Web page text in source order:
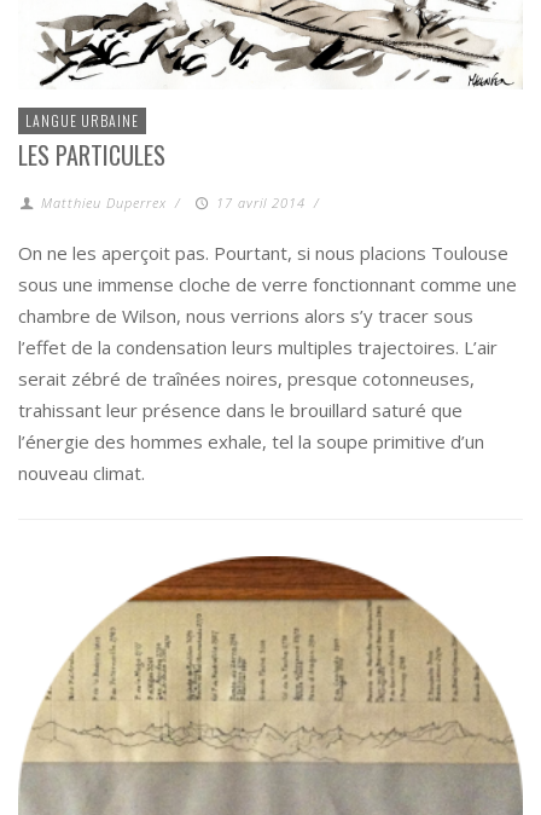
LANGUE URBAINE
LES PARTICULES
Matthieu Duperrex / 17 avril 2014 /
On ne les aperçoit pas. Pourtant, si nous placions Toulouse
sous une immense cloche de verre fonctionnant comme une
chambre de Wilson, nous verrions alors s’y tracer sous
l’effet de la condensation leurs multiples trajectoires. L’air
serait zébré de traînées noires, presque cotonneuses,
trahissant leur présence dans le brouillard saturé que
l’énergie des hommes exhale, tel la soupe primitive d’un
nouveau climat.